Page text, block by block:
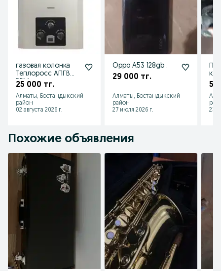
газовая колонка
Теплоросс АПГВ
20М
25 000 тг.
Алматы, Бостандыкский
район
02 августа 2026 г.
Oppo A53 128gb .
29 000 тг.
Алматы, Бостандыкский
район
27 июля 2026 г.
5
23
Похожие объявления